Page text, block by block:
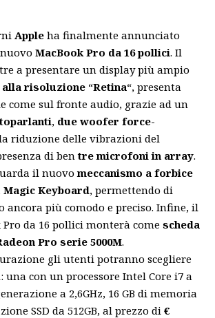
Apple ha finalmente annunciato
MacBook Pro da 16 pollici. Il
a presentare un display più ampio
risoluzione “Retina“, presenta
come sul fronte audio, grazie ad un
, due woofer force-
riduzione delle vibrazioni del
di bentre microfoni in array.
il nuovomeccanismo a forbice
Magic Keyboard, permettendo di
ancora più comodo e preciso. Infine, il
Pro da 16 pollici monterà come scheda
Pro serie 5000M.
gli utenti potranno scegliere
con un processore Intel Core i7 a
a 2,6GHz, 16 GB di memoria
SSD da 512GB, al prezzo di €